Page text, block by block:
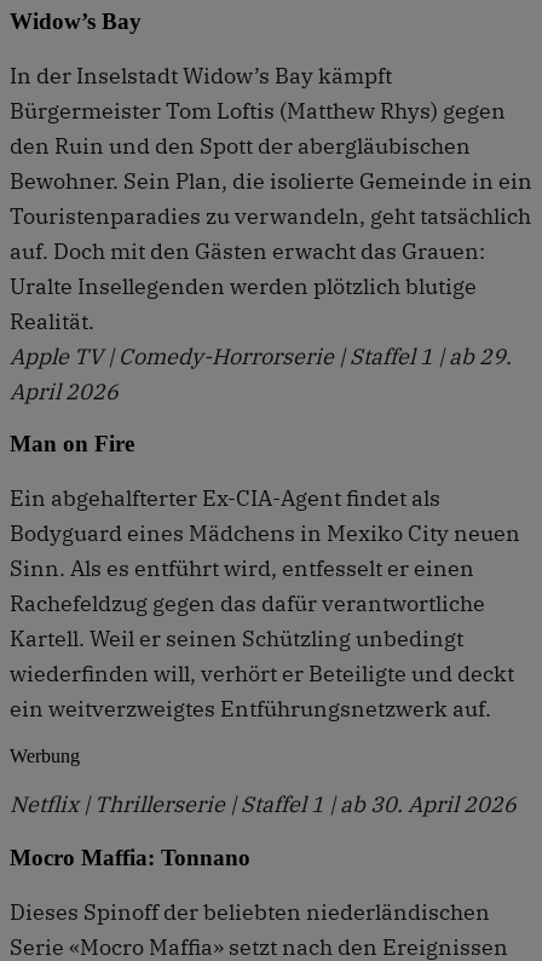
Widow’s Bay
In der Inselstadt Widow’s Bay kämpft
Bürgermeister Tom Loftis (Matthew Rhys) gegen
den Ruin und den Spott der abergläubischen
Bewohner. Sein Plan, die isolierte Gemeinde in ein
Touristenparadies zu verwandeln, geht tatsächlich
auf. Doch mit den Gästen erwacht das Grauen:
Uralte Insellegenden werden plötzlich blutige
Realität.
Apple TV | Comedy-Horrorserie | Staffel 1 | ab 29.
April 2026
Man on Fire
Ein abgehalfterter Ex-CIA-Agent findet als
Bodyguard eines Mädchens in Mexiko City neuen
Sinn. Als es entführt wird, entfesselt er einen
Rachefeldzug gegen das dafür verantwortliche
Kartell. Weil er seinen Schützling unbedingt
wiederfinden will, verhört er Beteiligte und deckt
ein weitverzweigtes Entführungsnetzwerk auf.
Werbung
Netflix | Thrillerserie | Staffel 1 | ab 30. April 2026
Mocro Maffia: Tonnano
Dieses Spinoff der beliebten niederländischen
Serie «Mocro Maffia» setzt nach den Ereignissen